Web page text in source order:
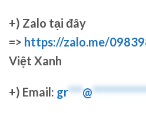
+) Zalo tại đây
=> https://zalo.me/
Việt Xanh
+) Email: gr***@